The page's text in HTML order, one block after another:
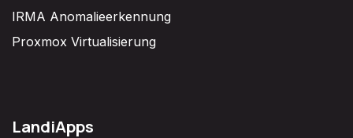
IRMA Anomalieerkennung
Proxmox Virtualisierung
LandiApps